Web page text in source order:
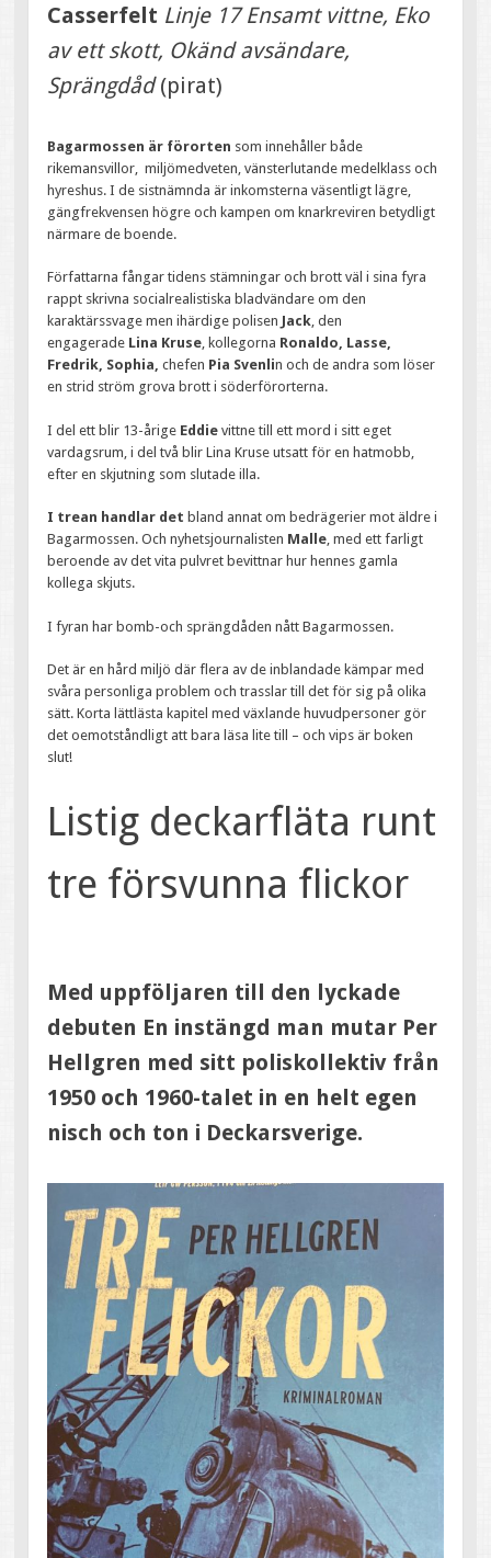
Casserfelt Linje 17 Ensamt vittne, Eko
av ett skott, Okänd avsändare,
Sprängdåd(pirat)
Bagarmossen är förorten som innehåller både
rikemansvillor, miljömedveten, vänsterlutande medelklass och
hyreshus. I de sistnämnda är inkomsterna väsentligt lägre,
gängfrekvensen högre och kampen om knarkreviren betydligt
närmare de boende.
Författarna fångar tidens stämningar och brott väl i sina fyra
rappt skrivna socialrealistiska bladvändare om den
karaktärssvage men ihärdige polisen Jack, den
engagerade Lina Kruse, kollegorna Ronaldo, Lasse,
Fredrik, Sophia,chefen Pia Svenlin och de andra som löser
en strid ström grova brott i söderförorterna.
I del ett blir 13-årige Eddie vittne till ett mord i sitt eget
vardagsrum, i del två blir Lina Kruse utsatt för en hatmobb,
efter en skjutning som slutade illa.
I trean handlar det bland annat om bedrägerier mot äldre i
Bagarmossen. Och nyhetsjournalisten Malle, med ett farligt
beroende av det vita pulvret bevittnar hur hennes gamla
kollega skjuts.
I fyran har bomb-och sprängdåden nått Bagarmossen.
Det är en hård miljö där flera av de inblandade kämpar med
svåra personliga problem och trasslar till det för sig på olika
sätt. Korta lättlästa kapitel med växlande huvudpersoner gör
det oemotståndligt att bara läsa lite till – och vips är boken
slut!
Listig deckarfläta runt
tre försvunna flickor
Med uppföljaren till den lyckade
debuten En instängd man mutar Per
Hellgren med sitt poliskollektiv från
1950 och 1960-talet in en helt egen
nisch och ton i Deckarsverige.